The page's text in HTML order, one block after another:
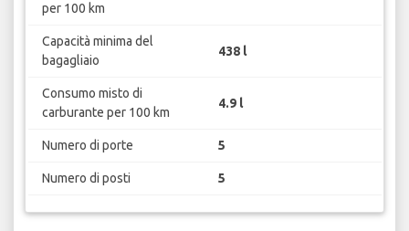
per 100 km
Capacità minima del
bagagliaio
438 l
Consumo misto di
carburante per 100 km
4.9 l
Numero di porte 5
Numero di posti 5